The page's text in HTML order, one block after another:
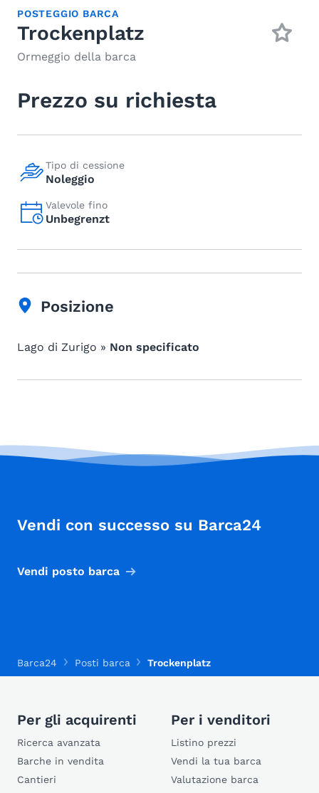
POSTEGGIO BARCA
Trockenplatz
Ormeggio della barca
Prezzo su richiesta
Tipo di cessione
Noleggio
Valevole fino
Unbegrenzt
Posizione
Lago di Zurigo » Non specificato
Vendi con successo su Barca24
Vendi posto barca
Barca24 Posti barca Trockenplatz
Per gli acquirenti
Ricerca avanzata
Barche in vendita
Cantieri
Per i venditori
Listino prezzi
Vendi la tua barca
Valutazione barca